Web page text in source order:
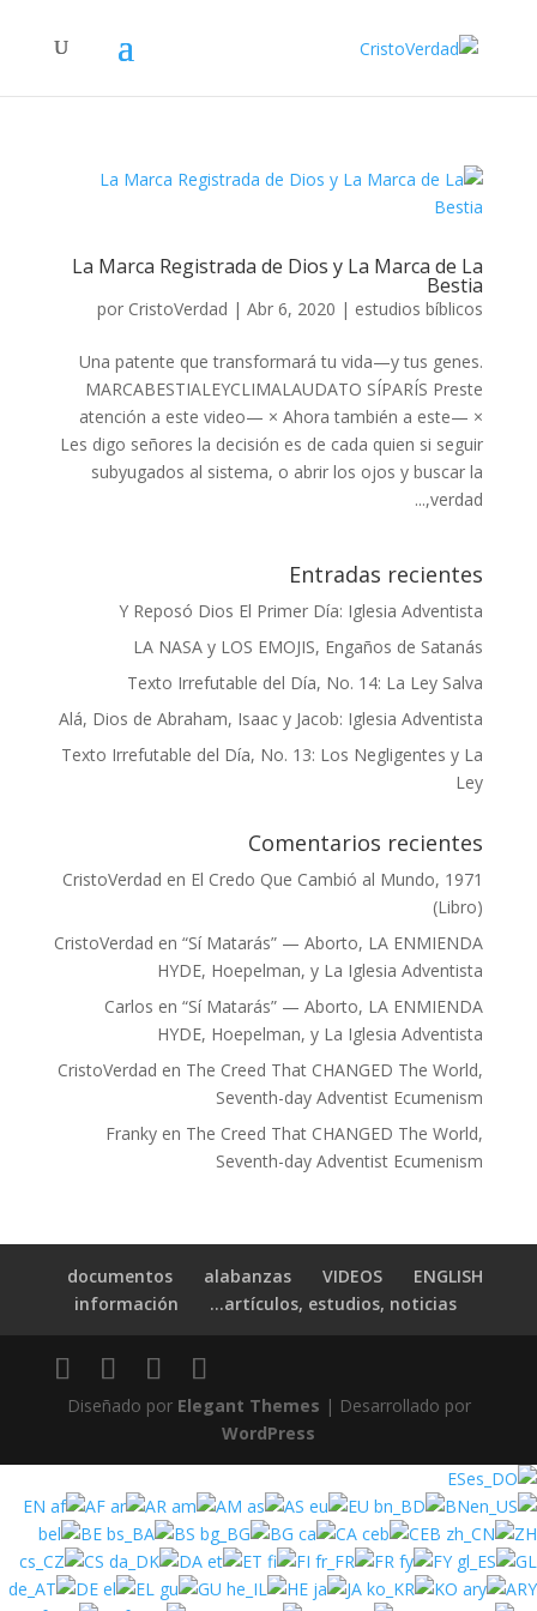
La Marca Registrada de Dios y La Marca de La
Bestia
por CristoVerdad |Abr 6, 2020 | estudios bíblicos
Una patente que transformará tu vida—y tus genes.
MARCABESTIALEYCLIMALAUDATO SÍPARÍS Preste
atención a este video— × Ahora también a este— ×
Les digo señores la decisión es de cada quien si seguir
subyugados al sistema, o abrir los ojos y buscar la
verdad,...
Entradas recientes
Y Reposó Dios El Primer Día: Iglesia Adventista
LA NASA y LOS EMOJIS, Engaños de Satanás
Texto Irrefutable del Día, No. 14: La Ley Salva
Alá, Dios de Abraham, Isaac y Jacob: Iglesia Adventista
Texto Irrefutable del Día, No. 13: Los Negligentes y La
Ley
Comentarios recientes
CristoVerdad en El Credo Que Cambió al Mundo, 1971
(Libro)
CristoVerdad en“Sí Matarás” — Aborto, LA ENMIENDA
HYDE, Hoepelman, y La Iglesia Adventista
Carlos en“Sí Matarás” — Aborto, LA ENMIENDA
HYDE, Hoepelman, y La Iglesia Adventista
CristoVerdad en The Creed That CHANGED The World,
Seventh-day Adventist Ecumenism
Franky en The Creed That CHANGED The World,
Seventh-day Adventist Ecumenism
ENGLISH
VIDEOS
alabanzas
documentos
artículos, estudios, noticias…
información
Diseñado por Elegant Themes | Desarrollado por
WordPress
ES
EN
AF AR AM AS EU
BN
BE
BS BG CA CEB
ZH
CS
DA ET FI FR FY
GL
DE
EL GU HE JA KO
ARY